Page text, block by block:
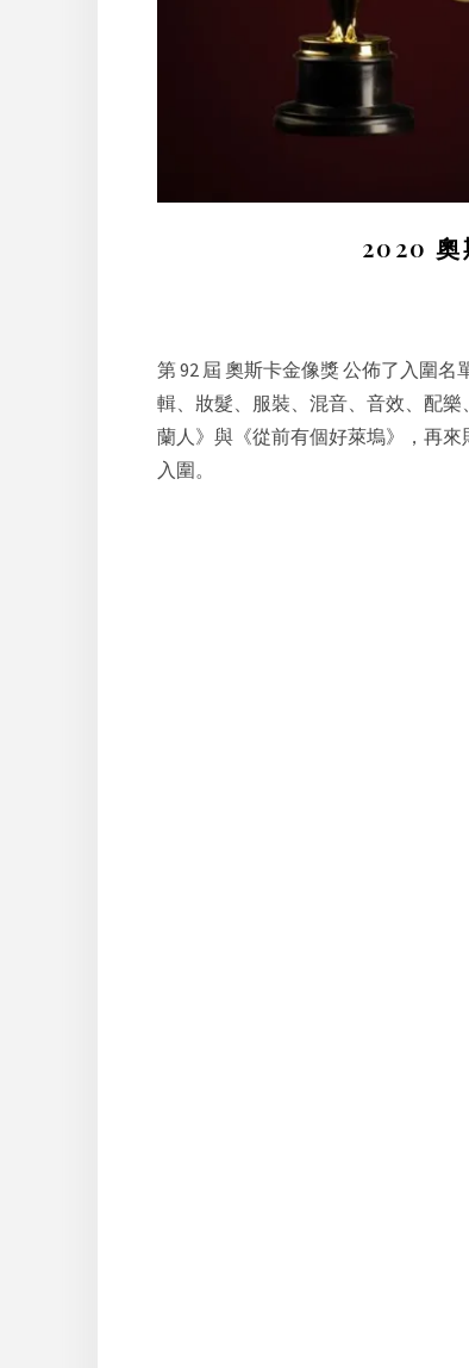
2020 奧
第 92 屆 奧斯卡金像獎 公佈了入圍
輯、妝髮、服裝、混音、音效、配樂
蘭人》與《從前有個好萊塢》，再
入圍。